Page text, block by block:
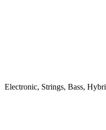
Electronic, Strings, Bass,